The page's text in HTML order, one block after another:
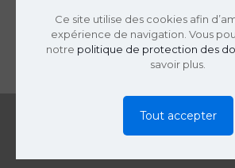
© 2019 USPCS | Réalisation :
Ce site utilise des cookies afin
expérience de navigation. Vous
notre politique de protection des
savoir plus.
Tout accepter